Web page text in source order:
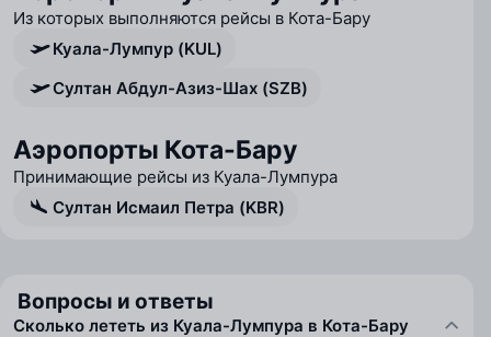
Из которых выполняются рейсы в Кота-Бару
Куала-Лумпур (KUL)
Султан Абдул-Азиз-Шах (SZB)
Аэропорты Кота-Бару
Принимающие рейсы из Куала-Лумпура
Султан Исмаил Петра (KBR)
Вопросы и ответы
Сколько лететь из Куала-Лумпура в Кота-Бару